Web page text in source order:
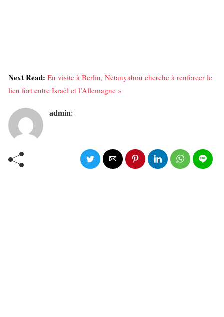
Next Read: En visite à Berlin, Netanyahou cherche à renforcer le
lien fort entre Israël et l’Allemagne »
admin: